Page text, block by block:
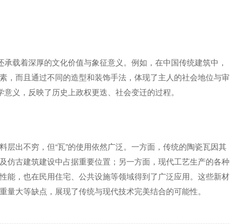
载着深厚的文化价值与象征意义。例如，在中国传统建筑中，
，而且通过不同的造型和装饰手法，体现了主人的社会地位与审
义，反映了历史上政权更迭、社会变迁的过程。
出不穷，但“瓦”的使用依然广泛。一方面，传统的陶瓷瓦因其
仿古建筑建设中占据重要位置；另一方面，现代工艺生产的各种
能，也在民用住宅、公共设施等领域得到了广泛应用。这些新材
大等缺点，展现了传统与现代技术完美结合的可能性。